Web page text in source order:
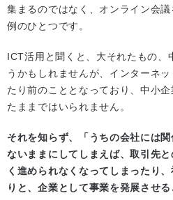
集まるのではなく、オンライン会
例のひとつです。
ICT活用と聞くと、大それたもの、
うかもしれませんが、インターネ
たり前のこととなっており、中小
たままではいられません。
それを知らず、「うちの会社には
ないままにしてしまえば、取引先
く進められなくなってしまったり
りと、企業として事業を発展させる